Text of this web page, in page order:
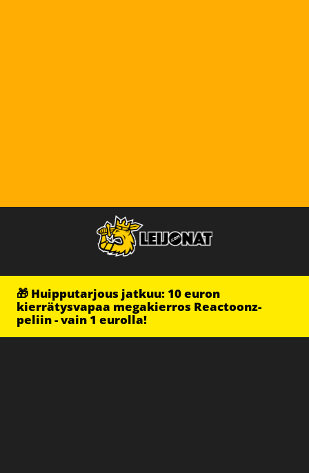
🎁 Huipputarjous jatkuu: 10 euron
kierrätysvapaa megakierros Reactoonz-
peliin - vain 1 eurolla!